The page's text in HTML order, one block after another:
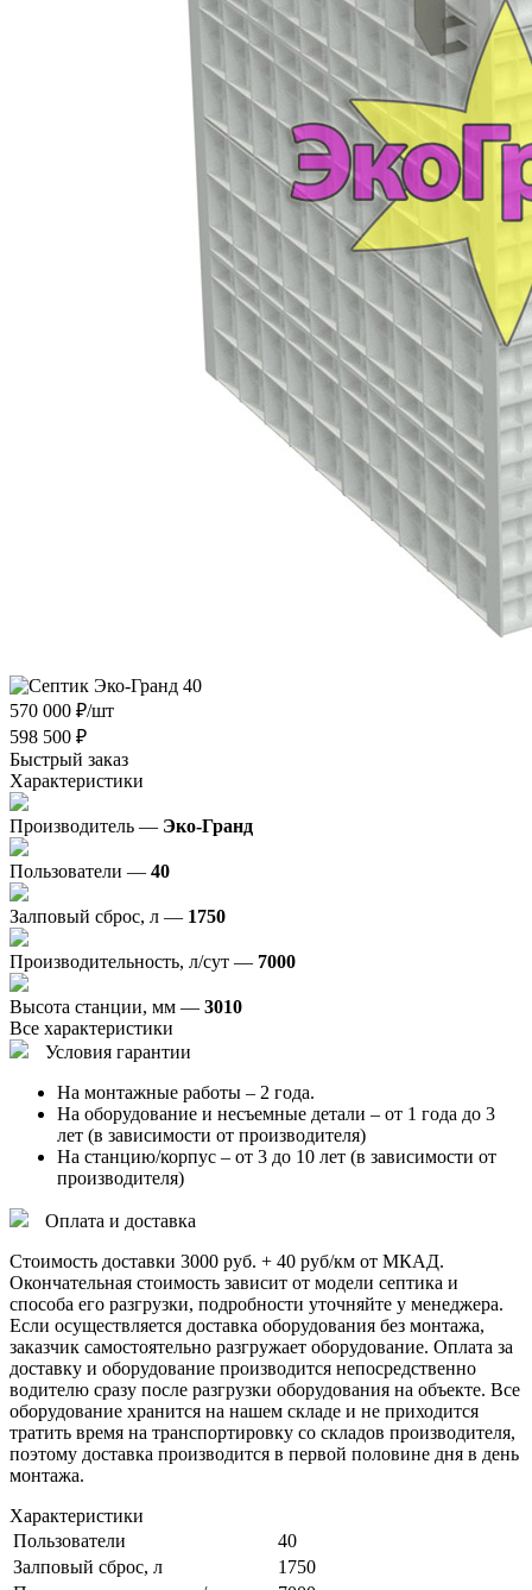
570 000 ₽/шт
598 500 ₽
Быстрый заказ
Характеристики
Производитель — Эко-Гранд
Пользователи — 40
Залповый сброс, л — 1750
Производительность, л/сут — 7000
Высота станции, мм — 3010
Все характеристики
Условия гарантии
На монтажные работы – 2 года.
На оборудование и несъемные детали – от 1 года до 3
лет (в зависимости от производителя)
На станцию/корпус – от 3 до 10 лет (в зависимости от
производителя)
Оплата и доставка
Стоимость доставки 3000 руб. + 40 руб/км от МКАД.
Окончательная стоимость зависит от модели септика и
способа его разгрузки, подробности уточняйте у менеджера.
Если осуществляется доставка оборудования без монтажа,
заказчик самостоятельно разгружает оборудование. Оплата за
доставку и оборудование производится непосредственно
водителю сразу после разгрузки оборудования на объекте. Все
оборудование хранится на нашем складе и не приходится
тратить время на транспортировку со складов производителя,
поэтому доставка производится в первой половине дня в день
монтажа.
Характеристики
Пользователи
40
Залповый сброс, л
1750